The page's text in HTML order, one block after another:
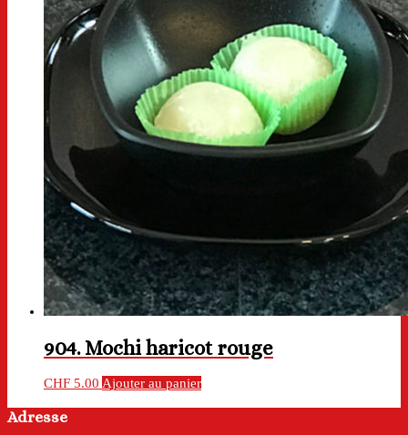
904. Mochi haricot rouge
CHF 5.00 Ajouter au panier
Adresse